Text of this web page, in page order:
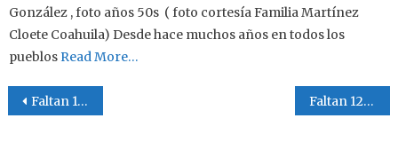
González , foto años 50s ( foto cortesía Familia Martínez
Cloete Coahuila) Desde hace muchos años en todos los
pueblos Read More…
Post navigation
Faltan 16 días para El Cuadrangular 4 Pilares de Palaú Faltan 12 días para El 4 Pilares de Palaú y hoy hablamos de Quién es Quién